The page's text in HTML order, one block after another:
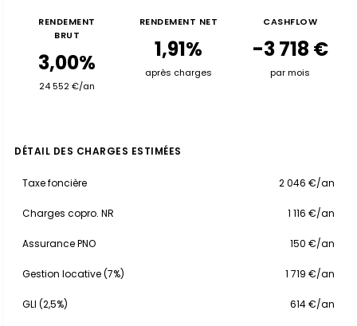
RENDEMENT
BRUT
3,00%
24 552 €/an
RENDEMENT NET
1,91%
après charges
CASHFLOW
-3 718 €
par mois
DÉTAIL DES CHARGES ESTIMÉES
Taxe foncière 2 046 €/an
Charges copro. NR 1 116 €/an
Assurance PNO 150 €/an
Gestion locative (7%) 1 719 €/an
GLI (2,5%) 614 €/an